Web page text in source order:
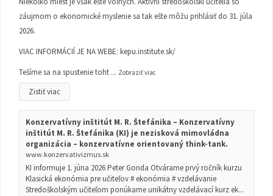
záujmom o ekonomické myslenie sa tak ešte môžu prihlásiť do 31. júla
2026.
VIAC INFORMÁCIÍ JE NA WEBE: kepu.institute.sk/
Tešíme sa na spustenie toht ... Zobraziť viac
Zistiť viac
Konzervatívny inštitút M. R. Štefánika – Konzervatívny
inštitút M. R. Štefánika (KI) je nezisková mimovládna
organizácia – konzervatívne orientovaný think-tank.
www.konzervativizmus.sk
KI informuje 1. júna 2026 Peter Gonda Otvárame prvý ročník kurzu
Klasická ekonómia pre učiteľov # ekonómia # vzdelávanie
Stredoškolským učiteľom ponúkame unikátny vzdelávací kurz ek...